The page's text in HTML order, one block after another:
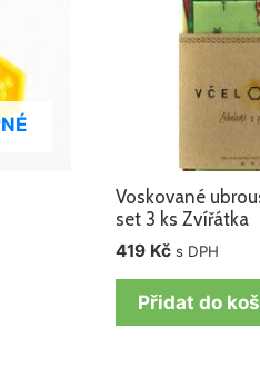
Voskované
set 3 ks Zvířátka
419 Kč s DPH
Přidat do